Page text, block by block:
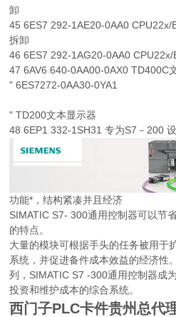
卸
45 6ES7 292-1AE20-0AA0
拆卸
46 6ES7 292-1AG20-0AA0
47 6AV6 640-0AA00-0AX0 TD400C
" 6ES7272-0AA30-0YA1
" TD200文本显示器
48 6EP1 332-1SH31 专为S7－200
功能*，结构紧凑并且经济
SIMATIC S7- 300通用控制器可以节
的特点。
大量的模块可根据手头的任务被用于
系统，并促进备件成本效益的经济性
列，SIMATIC S7 -300通用控制器成
投资和维护成本的综合系统。
西门子PLC卡件贵州总代